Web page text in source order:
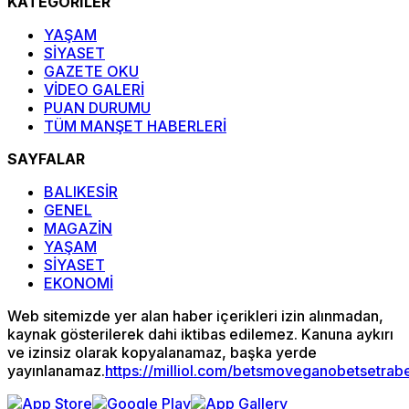
YAŞAM
SİYASET
GAZETE OKU
VİDEO GALERİ
PUAN DURUMU
TÜM MANŞET HABERLERİ
SAYFALAR
BALIKESİR
GENEL
MAGAZİN
YAŞAM
SİYASET
EKONOMİ
Web sitemizde yer alan haber içerikleri izin alınmadan,
kaynak gösterilerek dahi iktibas edilemez. Kanuna aykırı
ve izinsiz olarak kopyalanamaz, başka yerde
yayınlanamaz.https://milliol.com/betsmoveganobet